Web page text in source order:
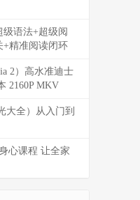
级语法+超级阅
+精准阅读闭环
2）高水准迪士
2160P MKV
大全）从入门到
心课程 让全家